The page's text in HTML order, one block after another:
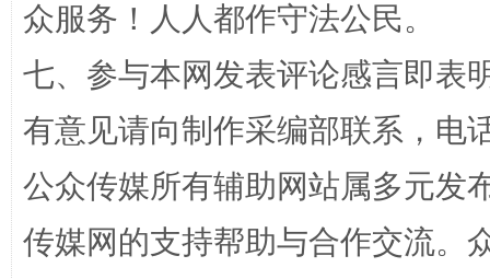
众服务！人人都作守法公民。
七、参与本网发表评论感言即表
有意见请向制作采编部联系，电
公众传媒所有辅助网站属多元发
传媒网的支持帮助与合作交流。